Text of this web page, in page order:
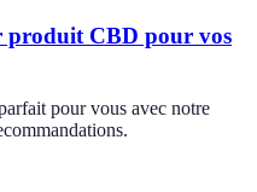
produit CBD pour vos
pour vous avec notre